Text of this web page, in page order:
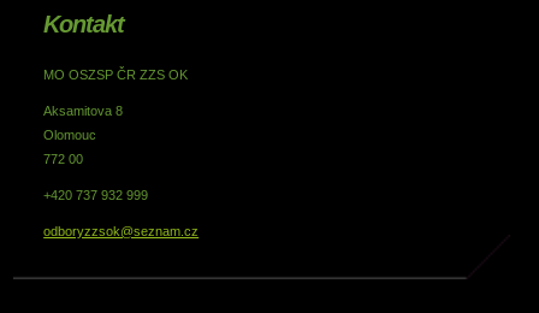
Kontakt
MO OSZSP ČR ZZS OK
Aksamitova 8
Olomouc
772 00
+420 737 932 999
odboryzzsok@seznam.cz